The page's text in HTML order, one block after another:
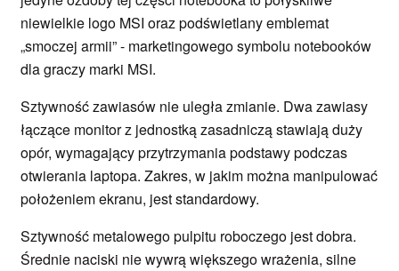
niewielkie logo MSI oraz podświetlany emblemat
„smoczej armii” - marketingowego symbolu notebooków
dla graczy marki MSI.
Sztywność zawiasów nie uległa zmianie. Dwa zawiasy
łączące monitor z jednostką zasadniczą stawiają duży
opór, wymagający przytrzymania podstawy podczas
otwierania laptopa. Zakres, w jakim można manipulować
położeniem ekranu, jest standardowy.
Sztywność metalowego pulpitu roboczego jest dobra.
Średnie naciski nie wywrą większego wrażenia, silne